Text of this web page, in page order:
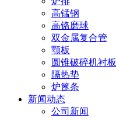
高锰钢
高铬磨球
双金属复合管
颚板
圆锥破碎机衬板
隔热垫
炉篦条
新闻动态
公司新闻